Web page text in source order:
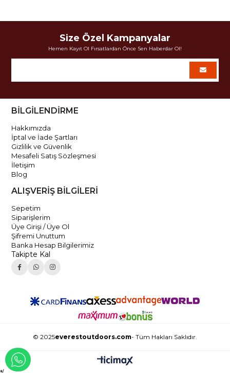
Size Özel Kampanyalar
Hemen Kayıt Ol Fırsatlardan Önce Sen Haberdar Ol!
BİLGİLENDİRME
Hakkımızda
İptal ve İade Şartları
Gizlilik ve Güvenlik
Mesafeli Satış Sözleşmesi
İletişim
Blog
ALIŞVERİŞ BİLGİLERİ
Sepetim
Siparişlerim
Üye Girişi / Üye Ol
Şifremi Unuttum
Banka Hesap Bilgilerimiz
Takipte Kal
© 2025everestoutdoors.com- Tüm Hakları Saklıdır.
WHATSAPP İLE İLETİŞİME GEÇ